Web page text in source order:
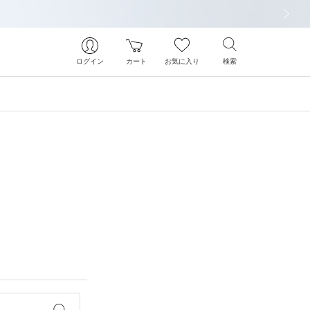
ログイン カート お気に入り 検索